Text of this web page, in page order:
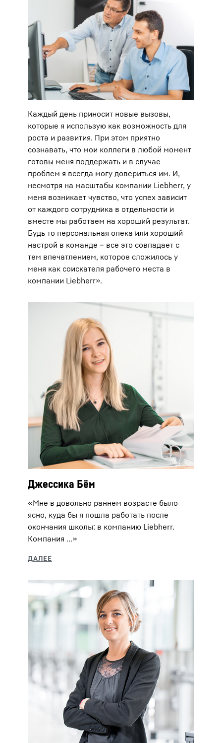
Каждый день приносит новые вызовы,
которые я использую как возможность для
роста и развития. При этом приятно
сознавать, что мои коллеги в любой момент
готовы меня поддержать и в случае
проблем я всегда могу довериться им. И,
несмотря на масштабы компании Liebherr, у
меня возникает чувство, что успех зависит
от каждого сотрудника в отдельности и
вместе мы работаем на хороший результат.
Будь то персональная опека или хороший
настрой в команде – все это совпадает с
тем впечатлением, которое сложилось у
меня как соискателя рабочего места в
компании Liebherr».
Джессика Бём
«Мне в довольно раннем возрасте было
ясно, куда бы я пошла работать после
окончания школы: в компанию Liebherr.
Компания ...»